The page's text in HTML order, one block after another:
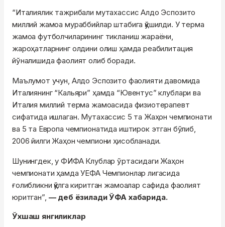
“Италиялик тажрибали мутахассис Алдо Эспозито
миллий жамоа мураббийлар штабига қўшилди. У терма
жамоа футболчиларининг тикланиш жараёни,
жароҳатларнинг олдини олиш ҳамда реабилитация
йўналишида фаолият олиб боради.
Маълумот учун, Алдо Эспозито фаолияти давомида
Италиянинг “Кальяри” ҳамда “Ювентус” клублари ва
Италия миллий терма жамоасида физиотерапевт
сифатида ишлаган. Мутахассис 5 та Жаҳон чемпионати
ва 5 та Европа чемпионатида иштирок этган бўлиб,
2006 йилги Жаҳон чемпиони ҳисобланади.
Шунингдек, у ФИФА Клублар ўртасидаги Жаҳон
чемпионати ҳамда УЕФА Чемпионлар лигасида
ғолибликни қўлга киритган жамоалар сафида фаолият
юритган”, — деб ёзилади ЎФА хабарида.
Ўхшаш янгиликлар